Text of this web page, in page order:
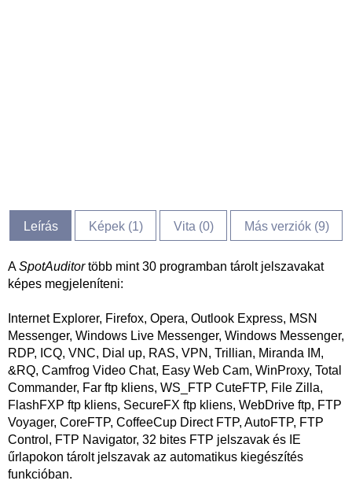
Leírás Képek (1) Vita (0) Más verziók (9)
ASpotAuditortöbb mint 30 programban tárolt jelszavakat
képes megjeleníteni:
Internet Explorer, Firefox, Opera, Outlook Express, MSN
Messenger, Windows Live Messenger, Windows Messenger,
RDP, ICQ, VNC, Dial up, RAS, VPN, Trillian, Miranda IM,
&RQ, Camfrog Video Chat, Easy Web Cam, WinProxy, Total
Commander, Far ftp kliens, WS_FTP CuteFTP, File Zilla,
FlashFXP ftp kliens, SecureFX ftp kliens, WebDrive ftp, FTP
Voyager, CoreFTP, CoffeeCup Direct FTP, AutoFTP, FTP
Control, FTP Navigator, 32 bites FTP jelszavak és IE
űrlapokon tárolt jelszavak az automatikus kiegészítés
funkcióban.